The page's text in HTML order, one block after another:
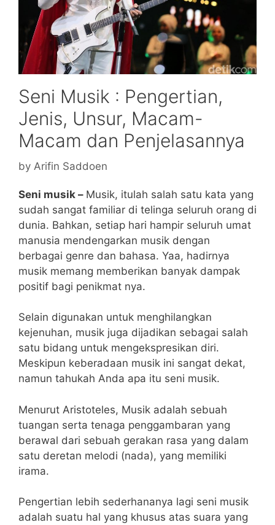
Seni Musik : Pengertian,
Jenis, Unsur, Macam-
Macam dan Penjelasannya
by Arifin Saddoen
Seni musik – Musik, itulah salah satu kata yang
sudah sangat familiar di telinga seluruh orang di
dunia. Bahkan, setiap hari hampir seluruh umat
manusia mendengarkan musik dengan
berbagai genre dan bahasa. Yaa, hadirnya
musik memang memberikan banyak dampak
positif bagi penikmat nya.
Selain digunakan untuk menghilangkan
kejenuhan, musik juga dijadikan sebagai salah
satu bidang untuk mengekspresikan diri.
Meskipun keberadaan musik ini sangat dekat,
namun tahukah Anda apa itu seni musik.
Menurut Aristoteles, Musik adalah sebuah
tuangan serta tenaga penggambaran yang
berawal dari sebuah gerakan rasa yang dalam
satu deretan melodi (nada), yang memiliki
irama.
Pengertian lebih sederhananya lagi seni musik
adalah suatu hal yang khusus atas suara yang